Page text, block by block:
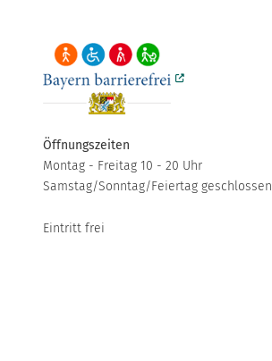
Öffnungszeiten
Montag - Freitag 10 - 20 Uhr
Samstag/Sonntag/Feiertag geschlossen
Eintritt frei